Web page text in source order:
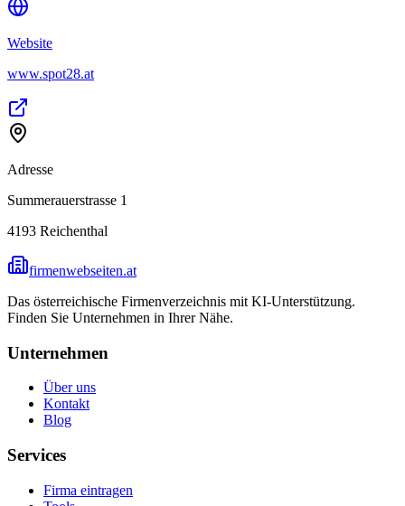
Website
www.spot28.at
Adresse
Summerauerstrasse 1
4193 Reichenthal
firmenwebseiten.at
Das österreichische Firmenverzeichnis mit KI-Unterstützung.
Finden Sie Unternehmen in Ihrer Nähe.
Unternehmen
Über uns
Kontakt
Blog
Services
Firma eintragen